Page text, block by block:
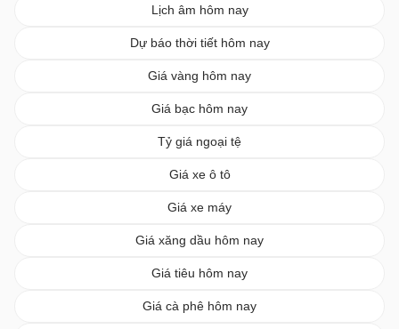
Lịch âm hôm nay
Dự báo thời tiết hôm nay
Giá vàng hôm nay
Giá bạc hôm nay
Tỷ giá ngoại tệ
Giá xe ô tô
Giá xe máy
Giá xăng dầu hôm nay
Giá tiêu hôm nay
Giá cà phê hôm nay